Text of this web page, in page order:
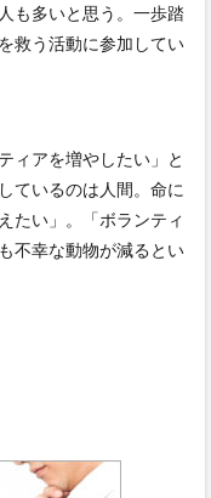
も多いと思う。一歩踏
救う活動に参加してい
ィアを増やしたい」と
ているのは人間。命に
たい」。「ボランティ
不幸な動物が減るとい